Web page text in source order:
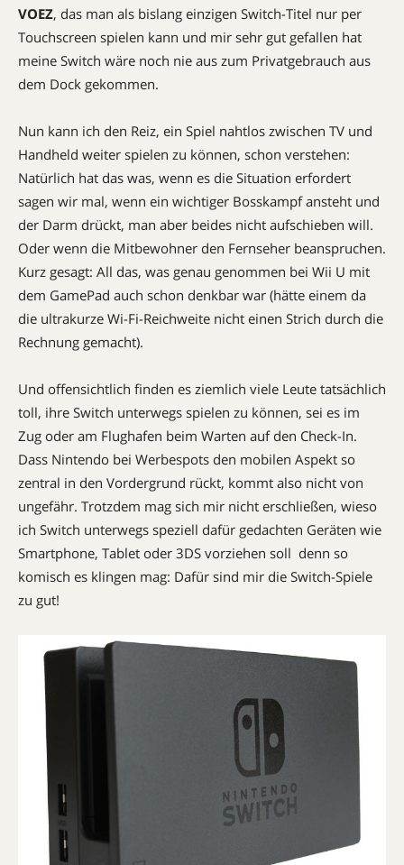
VOEZ, das man als bislang einzigen Switch-Titel nur per
Touchscreen spielen kann und mir sehr gut gefallen hat 
meine Switch wäre noch nie aus zum Privatgebrauch aus
dem Dock gekommen.
Nun kann ich den Reiz, ein Spiel nahtlos zwischen TV und
Handheld weiter spielen zu können, schon verstehen:
Natürlich hat das was, wenn es die Situation erfordert 
sagen wir mal, wenn ein wichtiger Bosskampf ansteht und
der Darm drückt, man aber beides nicht aufschieben will.
Oder wenn die Mitbewohner den Fernseher beanspruchen.
Kurz gesagt: All das, was genau genommen bei Wii U mit
dem GamePad auch schon denkbar war (hätte einem da
die ultrakurze Wi-Fi-Reichweite nicht einen Strich durch die
Rechnung gemacht).
Und offensichtlich finden es ziemlich viele Leute tatsächlich
toll, ihre Switch unterwegs spielen zu können, sei es im
Zug oder am Flughafen beim Warten auf den Check-In.
Dass Nintendo bei Werbespots den mobilen Aspekt so
zentral in den Vordergrund rückt, kommt also nicht von
ungefähr. Trotzdem mag sich mir nicht erschließen, wieso
ich Switch unterwegs speziell dafür gedachten Geräten wie
Smartphone, Tablet oder 3DS vorziehen soll  denn so
komisch es klingen mag: Dafür sind mir die Switch-Spiele
zu gut!